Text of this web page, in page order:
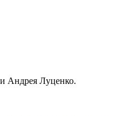
Андрея Луценко.